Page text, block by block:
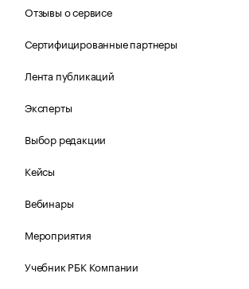
Отзывы о сервисе
Сертифицированные партнеры
Лента публикаций
Эксперты
Выбор редакции
Кейсы
Вебинары
Мероприятия
Учебник РБК Компании